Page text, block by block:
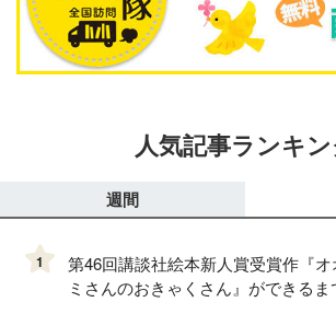
人気記事ランキ
週間
1
第46回講談社絵本新人賞受賞作『オ
ミさんのおきゃくさん』ができる